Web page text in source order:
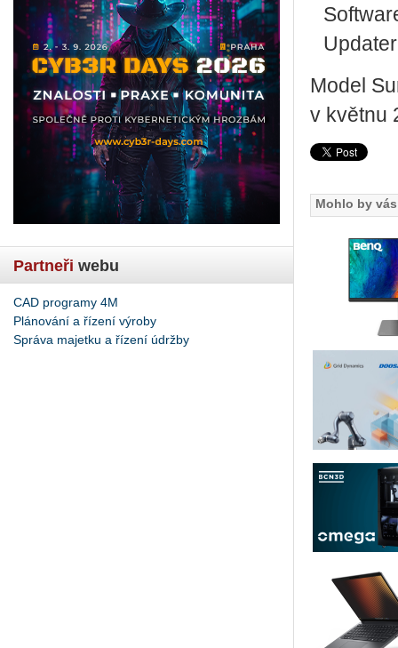
Partneři webu
CAD programy 4M
Plánování a řízení výroby
Správa majetku a řízení údržby
Model
v květ­nu
Mohlo by